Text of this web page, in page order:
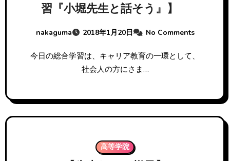
習『小堀先生と話そう』】
nakaguma 2018年1月20日 No Comments
今日の総合学習は、キャリア教育の一環として、
社会人の方にさま…
高等学院